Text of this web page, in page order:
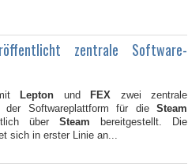
zentrale Software-
Lepton und FEX zwei zentrale
der Softwareplattform für die Steam
über Steam bereitgestellt. Die
sich in erster Linie an...